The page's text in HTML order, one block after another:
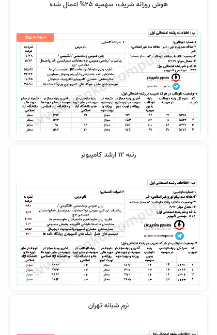
خیلی راضی بودم درسها خیلی عمیق
از همه دروس خیلی راضی بودم
نظر پارسا شریعت ویدیوها از نظر کیفیت عالی بودند
نظر پیمان هاشمی نظر رتبه 40 کنکور
هوش روزانه شریف، سهمیه 25% اعمال شده
رتبه 12 ارشد کامپیوتر
نرم شبانه تهران